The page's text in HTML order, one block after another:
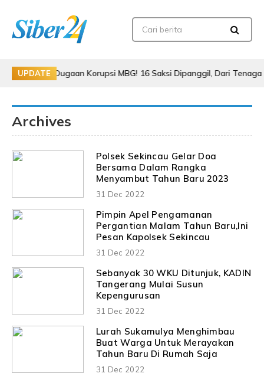
UPDATE
Dugaan Korupsi MBG! 16 Saksi Dipanggil, Dari Tenaga Ahli
Archives
Polsek Sekincau Gelar Doa
Bersama Dalam Rangka
Menyambut Tahun Baru 2023
31 Dec 2022
Pimpin Apel Pengamanan
Pergantian Malam Tahun Baru,Ini
Pesan Kapolsek Sekincau
31 Dec 2022
Sebanyak 30 WKU Ditunjuk, KADIN
Tangerang Mulai Susun
Kepengurusan
31 Dec 2022
Lurah Sukamulya Menghimbau
Buat Warga Untuk Merayakan
Tahun Baru Di Rumah Saja
31 Dec 2022